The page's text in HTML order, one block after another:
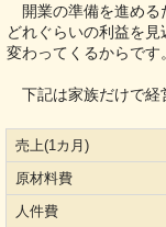
開業の準備を進める
どれぐらいの利益を
変わってくるからです
下記は家族だけで経
売上(1カ月)
原材料費
人件費